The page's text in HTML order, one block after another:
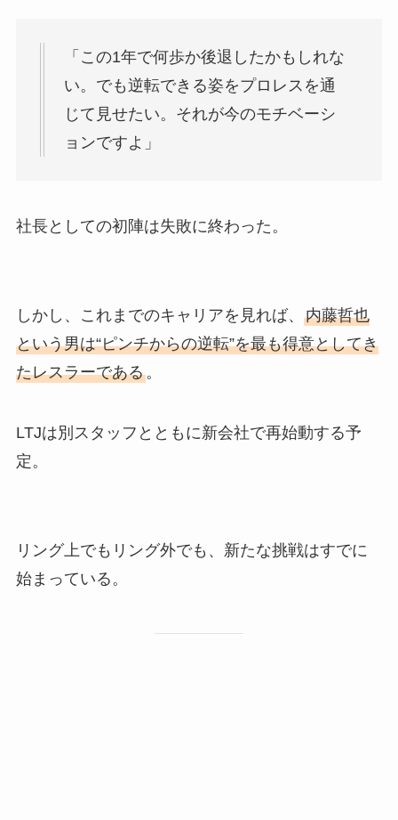
「この1年で何歩か後退したかもしれな
い。でも逆転できる姿をプロレスを通
じて見せたい。それが今のモチベーシ
ョンですよ」
社長としての初陣は失敗に終わった。
しかし、これまでのキャリアを見れば、 内藤哲也
という男は“ピンチからの逆転”を最も得意としてき
たレスラーである。
LTJは別スタッフとともに新会社で再始動する予
定。
リング上でもリング外でも、新たな挑戦はすでに
始まっている。